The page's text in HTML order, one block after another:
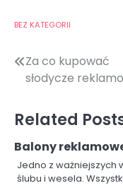
BEZ KATEGORII
Nawigacja
wpisu
Za co kupować
słodycze
Related
Balony
Jedno z ważniejszych
ślubu i wesela.